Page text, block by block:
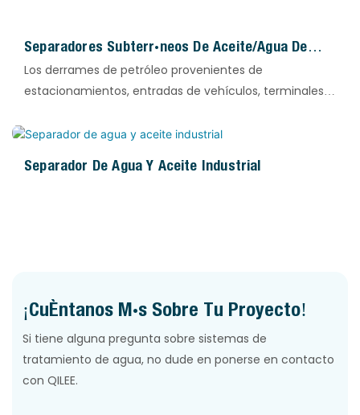
Separadores Subterráneos De Aceite/agua De
HDPE
Los derrames de petróleo provenientes de
estacionamientos, entradas de vehículos, terminales
arrastrados por el agua de lluvia hacia nuestros
ambientales. HDPE OWS ofrece una gama completa
Separador De Agua Y Aceite Industrial
¡Cuéntanos Más Sobre Tu Proyecto!
Si tiene alguna pregunta sobre sistemas de
tratamiento de agua, no dude en ponerse en contacto
con QILEE.